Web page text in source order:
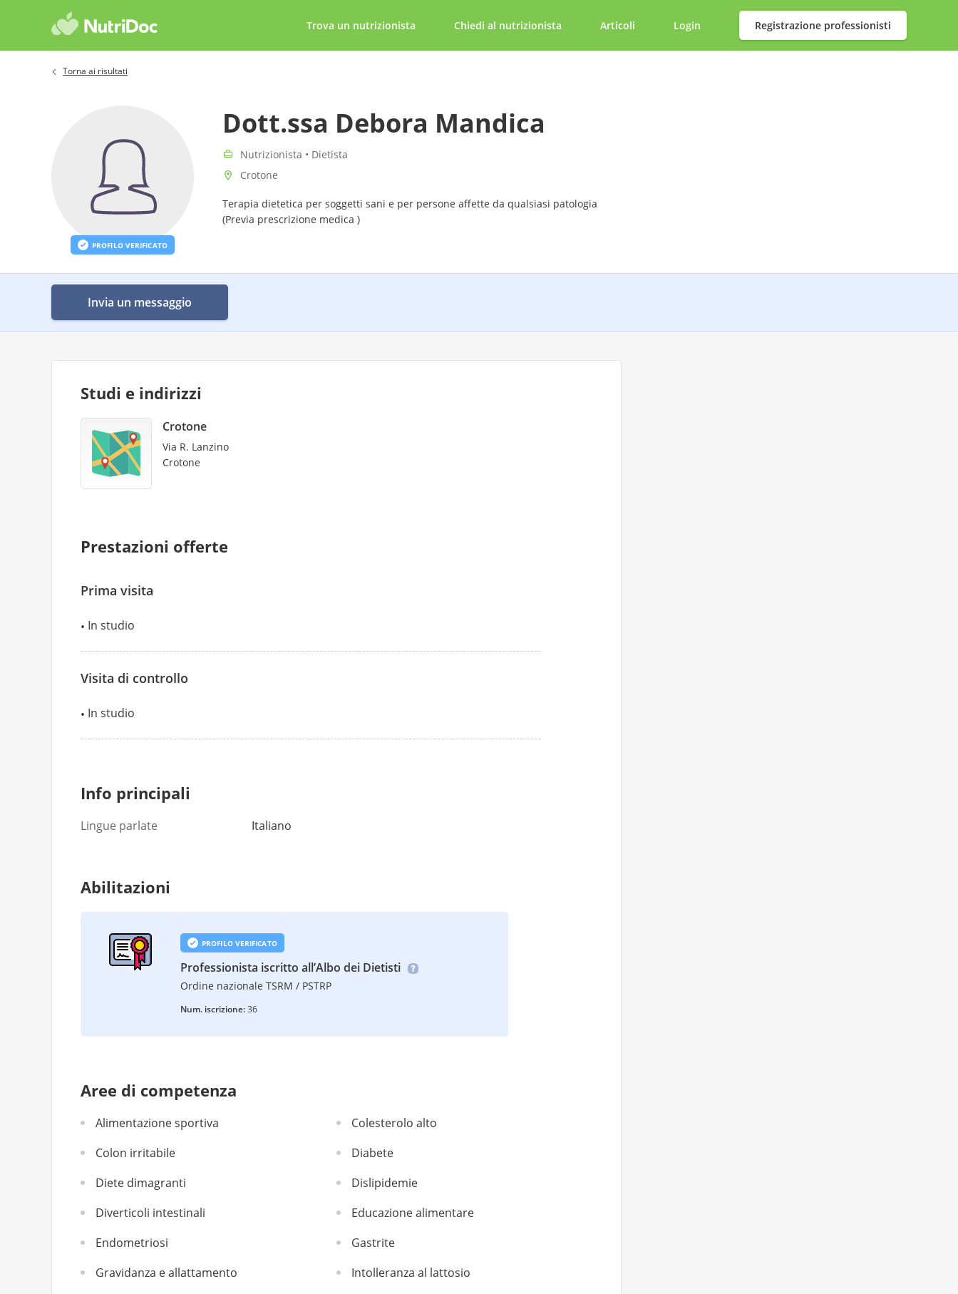
Trova un nutrizionista Chiedi al nutrizionista Articoli Login Registrazione professionisti
Torna ai risultati
PROFILO VERIFICATO
Dott.ssa Debora Mandica
Nutrizionista • Dietista
Crotone
Terapia dietetica per soggetti sani e per persone affette da qualsiasi patologia
(Previa prescrizione medica )
Invia un messaggio
Studi e indirizzi
Crotone
Via R. Lanzino
Crotone
Prestazioni offerte
Prima visita
In studio
Visita di controllo
In studio
Info principali
Lingue parlate Italiano
Abilitazioni
PROFILO VERIFICATO
Professionista iscritto all’Albo dei Dietisti
Ordine nazionale TSRM / PSTRP
Num. iscrizione:36
Aree di competenza
Alimentazione sportiva
Colesterolo alto
Colon irritabile
Diabete
Diete dimagranti
Dislipidemie
Diverticoli intestinali
Educazione alimentare
Endometriosi
Gastrite
Gravidanza e allattamento
Intolleranza al lattosio